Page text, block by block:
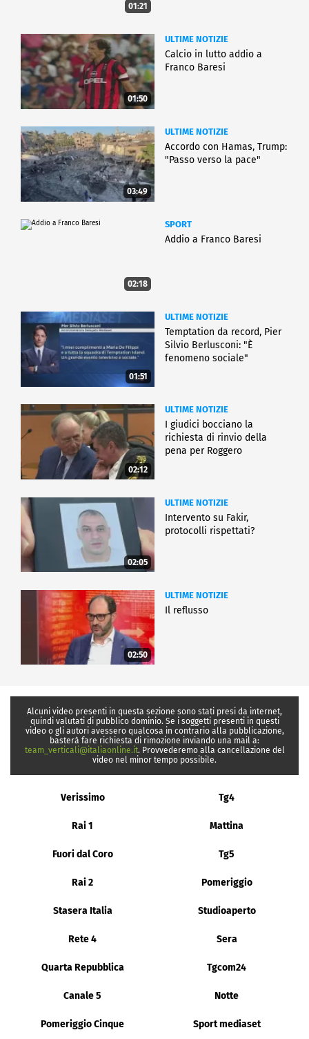
01:21
01:50
ULTIME NOTIZIE
Calcio in lutto addio a
Franco Baresi
03:49
ULTIME NOTIZIE
Accordo con Hamas, Trump:
"Passo verso la pace"
02:18
SPORT
Addio a Franco Baresi
01:51
ULTIME NOTIZIE
Temptation da record, Pier
Silvio Berlusconi: "È
fenomeno sociale"
02:12
ULTIME NOTIZIE
I giudici bocciano la
richiesta di rinvio della
pena per Roggero
02:05
ULTIME NOTIZIE
Intervento su Fakir,
protocolli rispettati?
02:50
ULTIME NOTIZIE
Il reflusso
Alcuni video presenti in questa sezione sono stati presi da internet,
quindi valutati di pubblico dominio. Se i soggetti presenti in questi
video o gli autori avessero qualcosa in contrario alla pubblicazione,
basterà fare richiesta di rimozione inviando una mail a:
team_verticali@italiaonline.it. Provvederemo alla cancellazione del
video nel minor tempo possibile.
Verissimo Tg4
Rai 1 Mattina
Fuori dal Coro Tg5
Rai 2 Pomeriggio
Stasera Italia Studioaperto
Rete 4 Sera
Quarta Repubblica Tgcom24
Canale 5 Notte
Pomeriggio Cinque Sport mediaset